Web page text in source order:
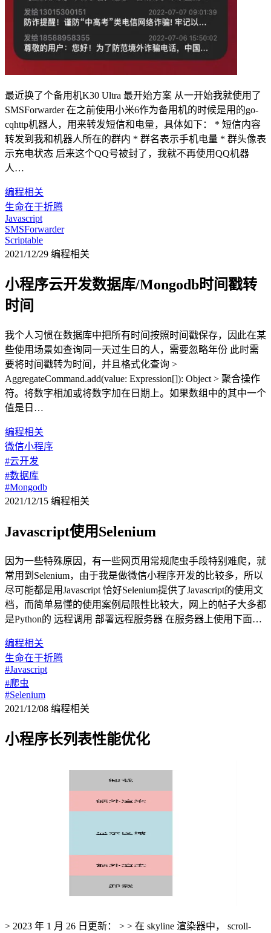
最近换了个备用机K30 Ultra 最开始方案 从一开始我就使用了
SMSForwarder 在之前使用小米6作为备用机的时候是用的go-
cqhttp机器人，用来转发短信和电量，具体如下： * 短信内容
转发到我和机器人所在的群内 * 群名表示手机电量 * 群头像表
示充电状态 后来这个QQ号被封了，我就不再使用QQ机器
人…
编程相关
生命在于折腾
Javascript
SMSForwarder
Scriptable
2021/12/29 编程相关
小程序云开发数据库/Mongodb时间戳转
时间
我个人习惯在数据库中把所有时间按照时间戳保存，因此在某
些使用场景如查询同一天过生日的人，需要忽略年份 此时需
要将时间戳转为时间，并且格式化查询 >
AggregateCommand.add(value: Expression[]): Object > 聚合操作
符。将数字相加或将数字加在日期上。如果数组中的其中一个
值是日…
编程相关
微信小程序
#云开发
#数据库
#Mongodb
2021/12/15 编程相关
Javascript使用Selenium
因为一些特殊原因，有一些网页用常规爬虫手段特别难爬，就
常用到Selenium，由于我是做微信小程序开发的比较多，所以
尽可能都是用Javascript 恰好Selenium提供了Javascript的使用文
档，而简单易懂的使用案例局限性比较大，网上的帖子大多都
是Python的 远程调用 部署远程服务器 在服务器上使用下面…
编程相关
生命在于折腾
#Javascript
#爬虫
#Selenium
2021/12/08 编程相关
小程序长列表性能优化
> 2023 年 1 月 26 日更新： > > 在 skyline 渲染器中， scroll-